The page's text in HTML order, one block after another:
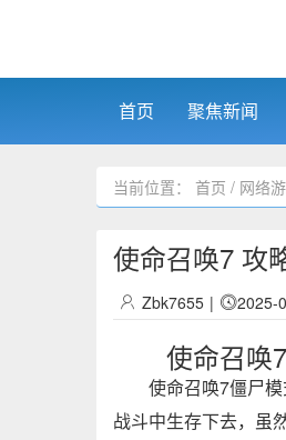
首页 聚焦新闻
当前位置： 首页 / 网络
使命召唤7 攻
Zbk7655 | 2025-
使命召唤
使命召唤7僵尸
战斗中生存下去，虽